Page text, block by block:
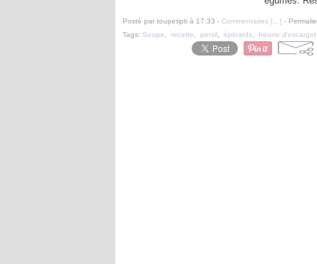
Posté par toupetipti à 17:33 - Commentaires [ ] -
Tags: Soupe recette persil épinards beurre d'escargot